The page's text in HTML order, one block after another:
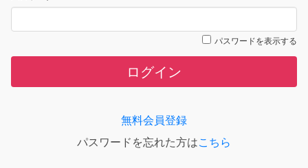
パスワードを表示する
ログイン
無料会員登録
パスワードを忘れた方はこちら